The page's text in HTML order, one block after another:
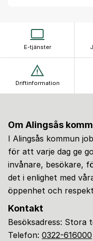
E-tjänster
Driftinformation
Om Alingsås
I Alingsås kommun
för att varje dag ge
invånare, besökare,
det i enlighet med
öppenhet och
Kontakt
Besöksadress: Stora
Telefon: 0322-616000